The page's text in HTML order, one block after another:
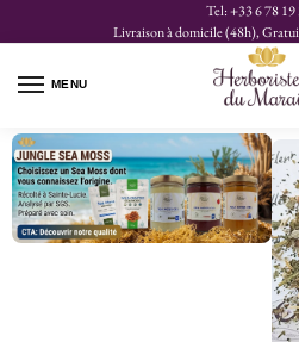
Tel: +33 6 78 19
Livraison à domicile (48h),
MENU